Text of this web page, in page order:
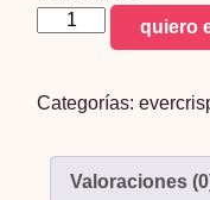
evercrisp
queso
quiero
Categorías:
Valoraciones